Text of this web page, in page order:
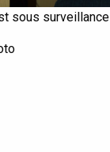
sous surveillance